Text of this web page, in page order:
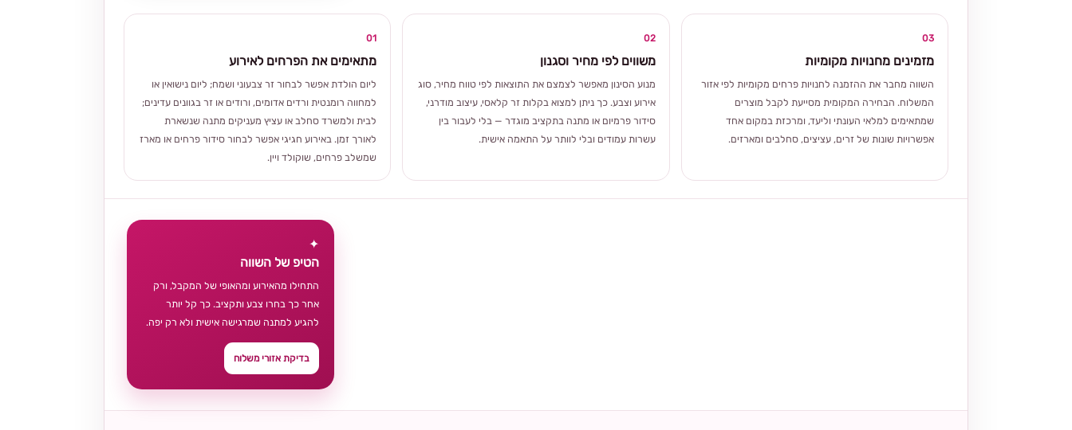
01
מתאימים את הפרחים לאירוע
ליום הולדת אפשר לבחור זר צבעוני ושמח; ליום נישואין או
למחווה רומנטית ורדים אדומים, ורודים או זר בגוונים עדינים;
לבית ולמשרד סחלב או עציץ מעניקים מתנה שנשארת
לאורך זמן. באירוע חגיגי אפשר לבחור סידור פרחים או מארז
שמשלב פרחים, שוקולד ויין.
02
משווים לפי מחיר וסגנון
מנוע הסינון מאפשר לצמצם את התוצאות לפי טווח מחיר, סוג
אירוע וצבע. כך ניתן למצוא בקלות זר קלאסי, עיצוב מודרני,
סידור פרמיום או מתנה בתקציב מוגדר — בלי לעבור בין
עשרות עמודים ובלי לוותר על התאמה אישית.
03
מזמינים מחנויות מקומיות
השווה מחבר את ההזמנה לחנויות פרחים מקומיות לפי אזור
המשלוח. הבחירה המקומית מסייעת לקבל מוצרים
שמתאימים למלאי העונתי וליעד, ומרכזת במקום אחד
אפשרויות שונות של זרים, עציצים, סחלבים ומארזים.
✦
הטיפ של השווה
התחילו מהאירוע ומהאופי של המקבל, ורק
אחר כך בחרו צבע ותקציב. כך קל יותר
להגיע למתנה שמרגישה אישית ולא רק יפה.
בדיקת אזורי משלוח